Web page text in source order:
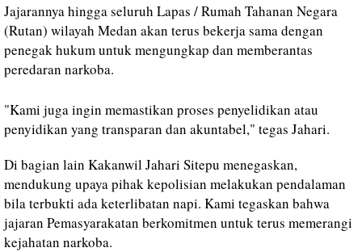
Jajarannya hingga seluruh Lapas / Rumah Tahanan Negara
(Rutan) wilayah Medan akan terus bekerja sama dengan
penegak hukum untuk mengungkap dan memberantas
peredaran narkoba.
"Kami juga ingin memastikan proses penyelidikan atau
penyidikan yang transparan dan akuntabel," tegas Jahari.
Di bagian lain Kakanwil Jahari Sitepu menegaskan,
mendukung upaya pihak kepolisian melakukan pendalaman
bila terbukti ada keterlibatan napi. Kami tegaskan bahwa
jajaran Pemasyarakatan berkomitmen untuk terus memerangi
kejahatan narkoba.